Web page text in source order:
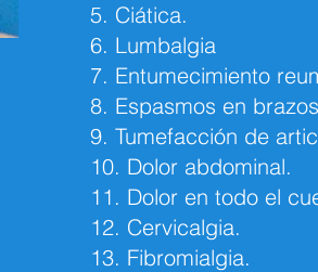
5. Ciática.
6. Lumbalgia
7. Entumecimiento
8. Espasmos en
9. Tumefacción de
10. Dolor abdominal.
11. Dolor en todo el
12. Cervicalgia.
13. Fibromialgia.